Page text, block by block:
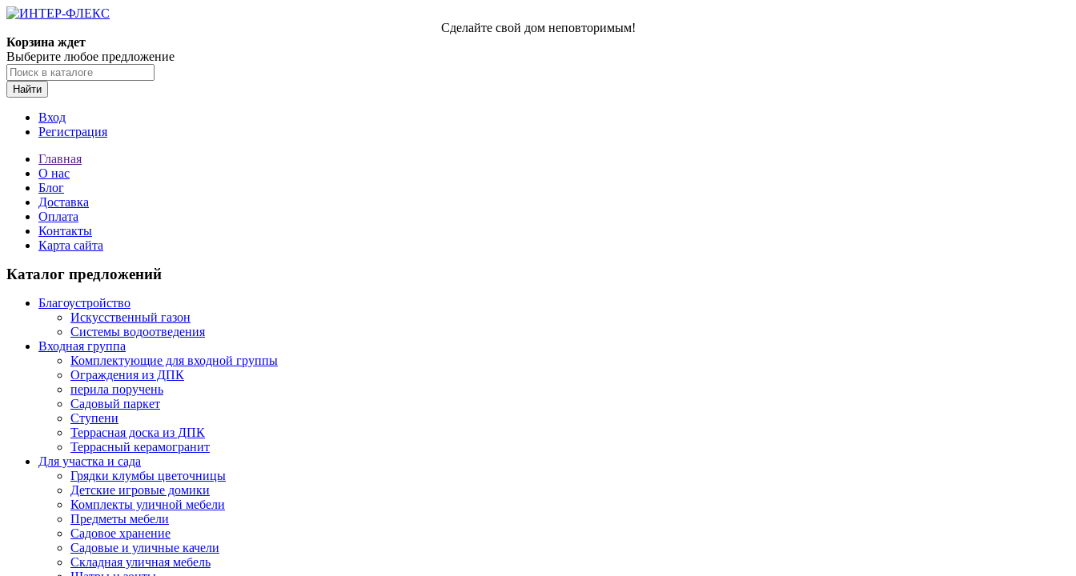
Сделайте свой дом неповторимым!
Корзина ждет
Выберите любое предложение
Найти
Вход
Регистрация
Главная
О нас
Блог
Доставка
Оплата
Контакты
Карта сайта
Каталог предложений
Благоустройство
Искусственный газон
Системы водоотведения
Входная группа
Комплектующие для входной группы
Ограждения из ДПК
перила поручень
Садовый паркет
Ступени
Террасная доска из ДПК
Террасный керамогранит
Для участка и сада
Грядки клумбы цветочницы
Детские игровые домики
Комплекты уличной мебели
Предметы мебели
Садовое хранение
Садовые и уличные качели
Складная уличная мебель